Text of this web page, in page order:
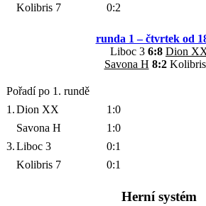
Kolibris 7
0:2
runda 1 – čtvrtek od
Liboc 3 6:8 Dion
Savona H 8:2
Pořadí po 1. rundě
1.Dion XX
1:0
Savona H
1:0
3.Liboc 3
0:1
Kolibris 7
0:1
Herní systém